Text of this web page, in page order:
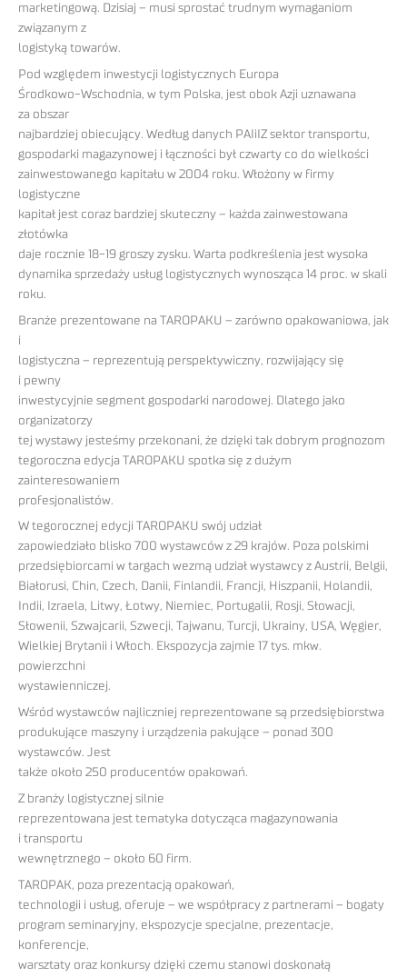
marketingową. Dzisiaj – musi sprostać trudnym wymaganiom
związanym z
logistyką towarów.
Pod względem inwestycji logistycznych Europa
Środkowo-Wschodnia, w tym Polska, jest obok Azji uznawana
za obszar
najbardziej obiecujący. Według danych PAIiIZ sektor transportu,
gospodarki magazynowej i łączności był czwarty co do wielkości
zainwestowanego kapitału w 2004 roku. Włożony w firmy
logistyczne
kapitał jest coraz bardziej skuteczny – każda zainwestowana
złotówka
daje rocznie 18-19 groszy zysku. Warta podkreślenia jest wysoka
dynamika sprzedaży usług logistycznych wynosząca 14 proc. w skali
roku.
Branże prezentowane na TAROPAKU – zarówno opakowaniowa, jak
i
logistyczna – reprezentują perspektywiczny, rozwijający się
i pewny
inwestycyjnie segment gospodarki narodowej. Dlatego jako
organizatorzy
tej wystawy jesteśmy przekonani, że dzięki tak dobrym prognozom
tegoroczna edycja TAROPAKU spotka się z dużym
zainteresowaniem
profesjonalistów.
W tegorocznej edycji TAROPAKU swój udział
zapowiedziało blisko 700 wystawców z 29 krajów. Poza polskimi
przedsiębiorcami w targach wezmą udział wystawcy z Austrii, Belgii,
Białorusi, Chin, Czech, Danii, Finlandii, Francji, Hiszpanii, Holandii,
Indii, Izraela, Litwy, Łotwy, Niemiec, Portugalii, Rosji, Słowacji,
Słowenii, Szwajcarii, Szwecji, Tajwanu, Turcji, Ukrainy, USA, Węgier,
Wielkiej Brytanii i Włoch. Ekspozycja zajmie 17 tys. mkw.
powierzchni
wystawienniczej.
Wśród wystawców najliczniej reprezentowane są przedsiębiorstwa
produkujące maszyny i urządzenia pakujące – ponad 300
wystawców. Jest
także około 250 producentów opakowań.
Z branży logistycznej silnie
reprezentowana jest tematyka dotycząca magazynowania
i transportu
wewnętrznego – około 60 firm.
TAROPAK, poza prezentacją opakowań,
technologii i usług, oferuje – we współpracy z partnerami – bogaty
program seminaryjny, ekspozycje specjalne, prezentacje,
konferencje,
warsztaty oraz konkursy dzięki czemu stanowi doskonałą